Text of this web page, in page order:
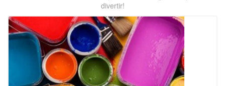
divertir!